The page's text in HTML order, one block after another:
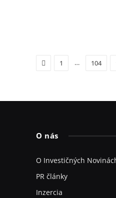
Previous
1 … 104
O nás
O Investičných
PR články
Inzercia